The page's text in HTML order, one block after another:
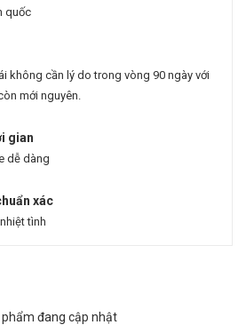
quốc
không cần lý do trong vòng 90 ngày với
mới nguyên.
gian
dễ dàng
xác
tình
phẩm đang cập nhật